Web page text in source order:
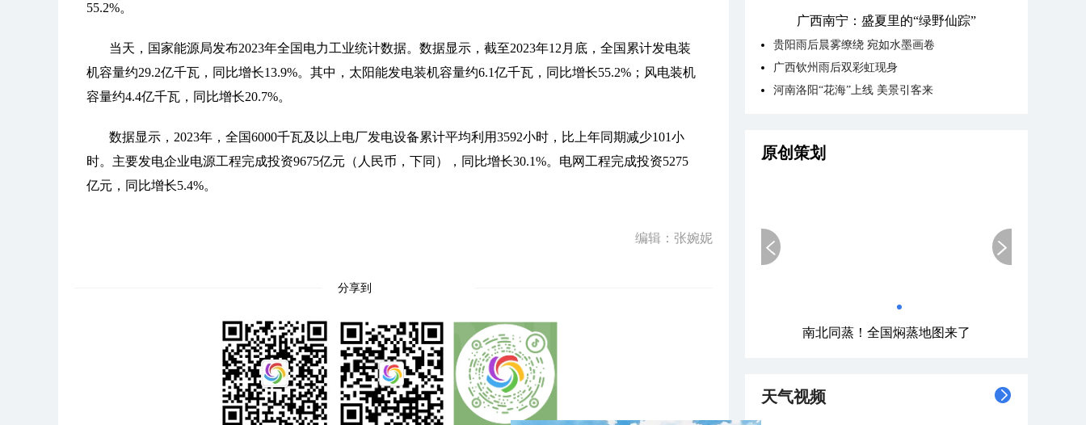
55.2%。
当天，国家能源局发布2023年全国电力工业统计数据。数据显示，截至2023年12月底，全国累计发电装
机容量约29.2亿千瓦，同比增长13.9%。其中，太阳能发电装机容量约6.1亿千瓦，同比增长55.2%；风电装机
容量约4.4亿千瓦，同比增长20.7%。
数据显示，2023年，全国6000千瓦及以上电厂发电设备累计平均利用3592小时，比上年同期减少101小
时。主要发电企业电源工程完成投资9675亿元（人民币，下同），同比增长30.1%。电网工程完成投资5275
亿元，同比增长5.4%。
编辑：张婉妮
分享到
广西南宁：盛夏里的“绿野仙踪”
贵阳雨后晨雾缭绕 宛如水墨画卷
广西钦州雨后双彩虹现身
河南洛阳“花海”上线 美景引客来
原创策划
南北同蒸！全国焖蒸地图来了
天气视频